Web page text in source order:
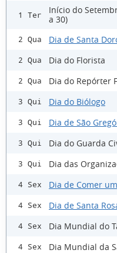
1 Ter
Início do
a 30)
2 Qua Dia de Santa
2 Qua Dia do Florista
2 Qua Dia do Repórter
3 Qui Dia do Biólogo
3 Qui Dia de São
3 Qui Dia do Guarda
3 Qui Dia das
4 Sex Dia de Comer
4 Sex Dia de Santa
4 Sex Dia Mundial do
4 Sex Dia Mundial da